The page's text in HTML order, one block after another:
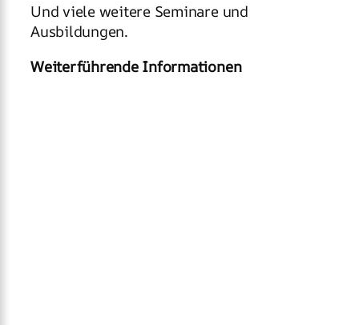
Und viele weitere Seminare und
Ausbildungen.
Weiterführende Informationen